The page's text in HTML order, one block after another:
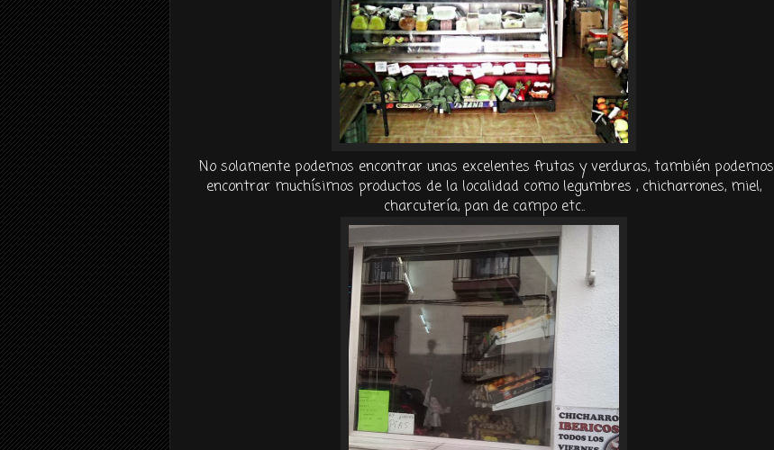
No solamente podemos encontrar unas excelentes frutas y verduras, también podemos
encontrar muchísimos productos de la localidad como legumbres , chicharrones, miel,
charcutería, pan de campo etc..